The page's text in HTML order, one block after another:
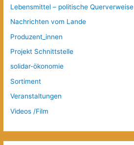
Lebensmittel – politische Querverweise
Nachrichten vom Lande
Produzent_innen
Projekt Schnittstelle
solidar-ökonomie
Sortiment
Veranstaltungen
Videos /Film